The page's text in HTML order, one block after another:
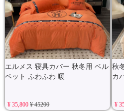
エルメス 寝具カバー 秋冬用 ベル
ベット ふわふわ 暖
¥ 35,800¥ 45200
秋
カ
¥